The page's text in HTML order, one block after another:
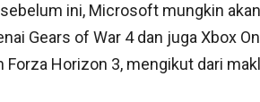
ini, Microsoft mungkin akan
Gears of War 4 dan juga Xbox
Horizon 3, mengikut dari